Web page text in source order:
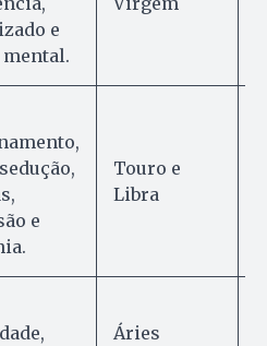
e
e
Touro e
Libra
Áries